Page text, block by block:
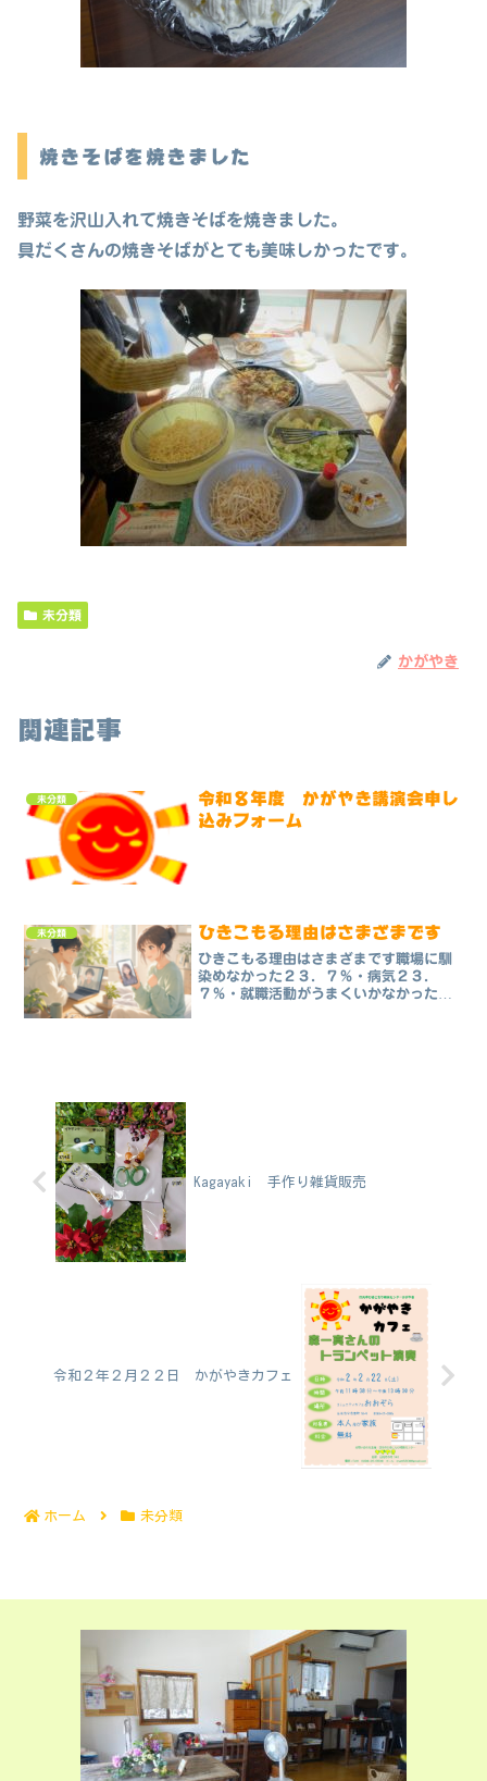
焼きそばを焼きました
野菜を沢山入れて焼きそばを焼きました。
具だくさんの焼きそばがとても美味しかったです。
未分類
かがやき
関連記事
未分類
令和８年度 かがやき講演会申し
込みフォーム
未分類 ひきこもる理由はさまざまです
ひきこもる理由はさまざまです職場に馴
染めなかった２３．７％・病気２３．
７％・就職活動がうまくいかなかった２
Kagayaki 手作り雑貨販売
令和２年２月２２日 かがやきカフェ
ホーム 未分類